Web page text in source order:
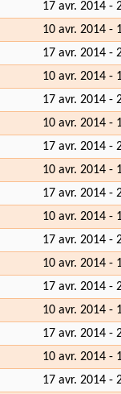
17 avr. 2014 -
10 avr. 2014 -
17 avr. 2014 -
10 avr. 2014 -
17 avr. 2014 -
10 avr. 2014 -
17 avr. 2014 -
10 avr. 2014 -
17 avr. 2014 -
10 avr. 2014 -
17 avr. 2014 -
10 avr. 2014 -
17 avr. 2014 -
10 avr. 2014 -
17 avr. 2014 -
10 avr. 2014 -
17 avr. 2014 -